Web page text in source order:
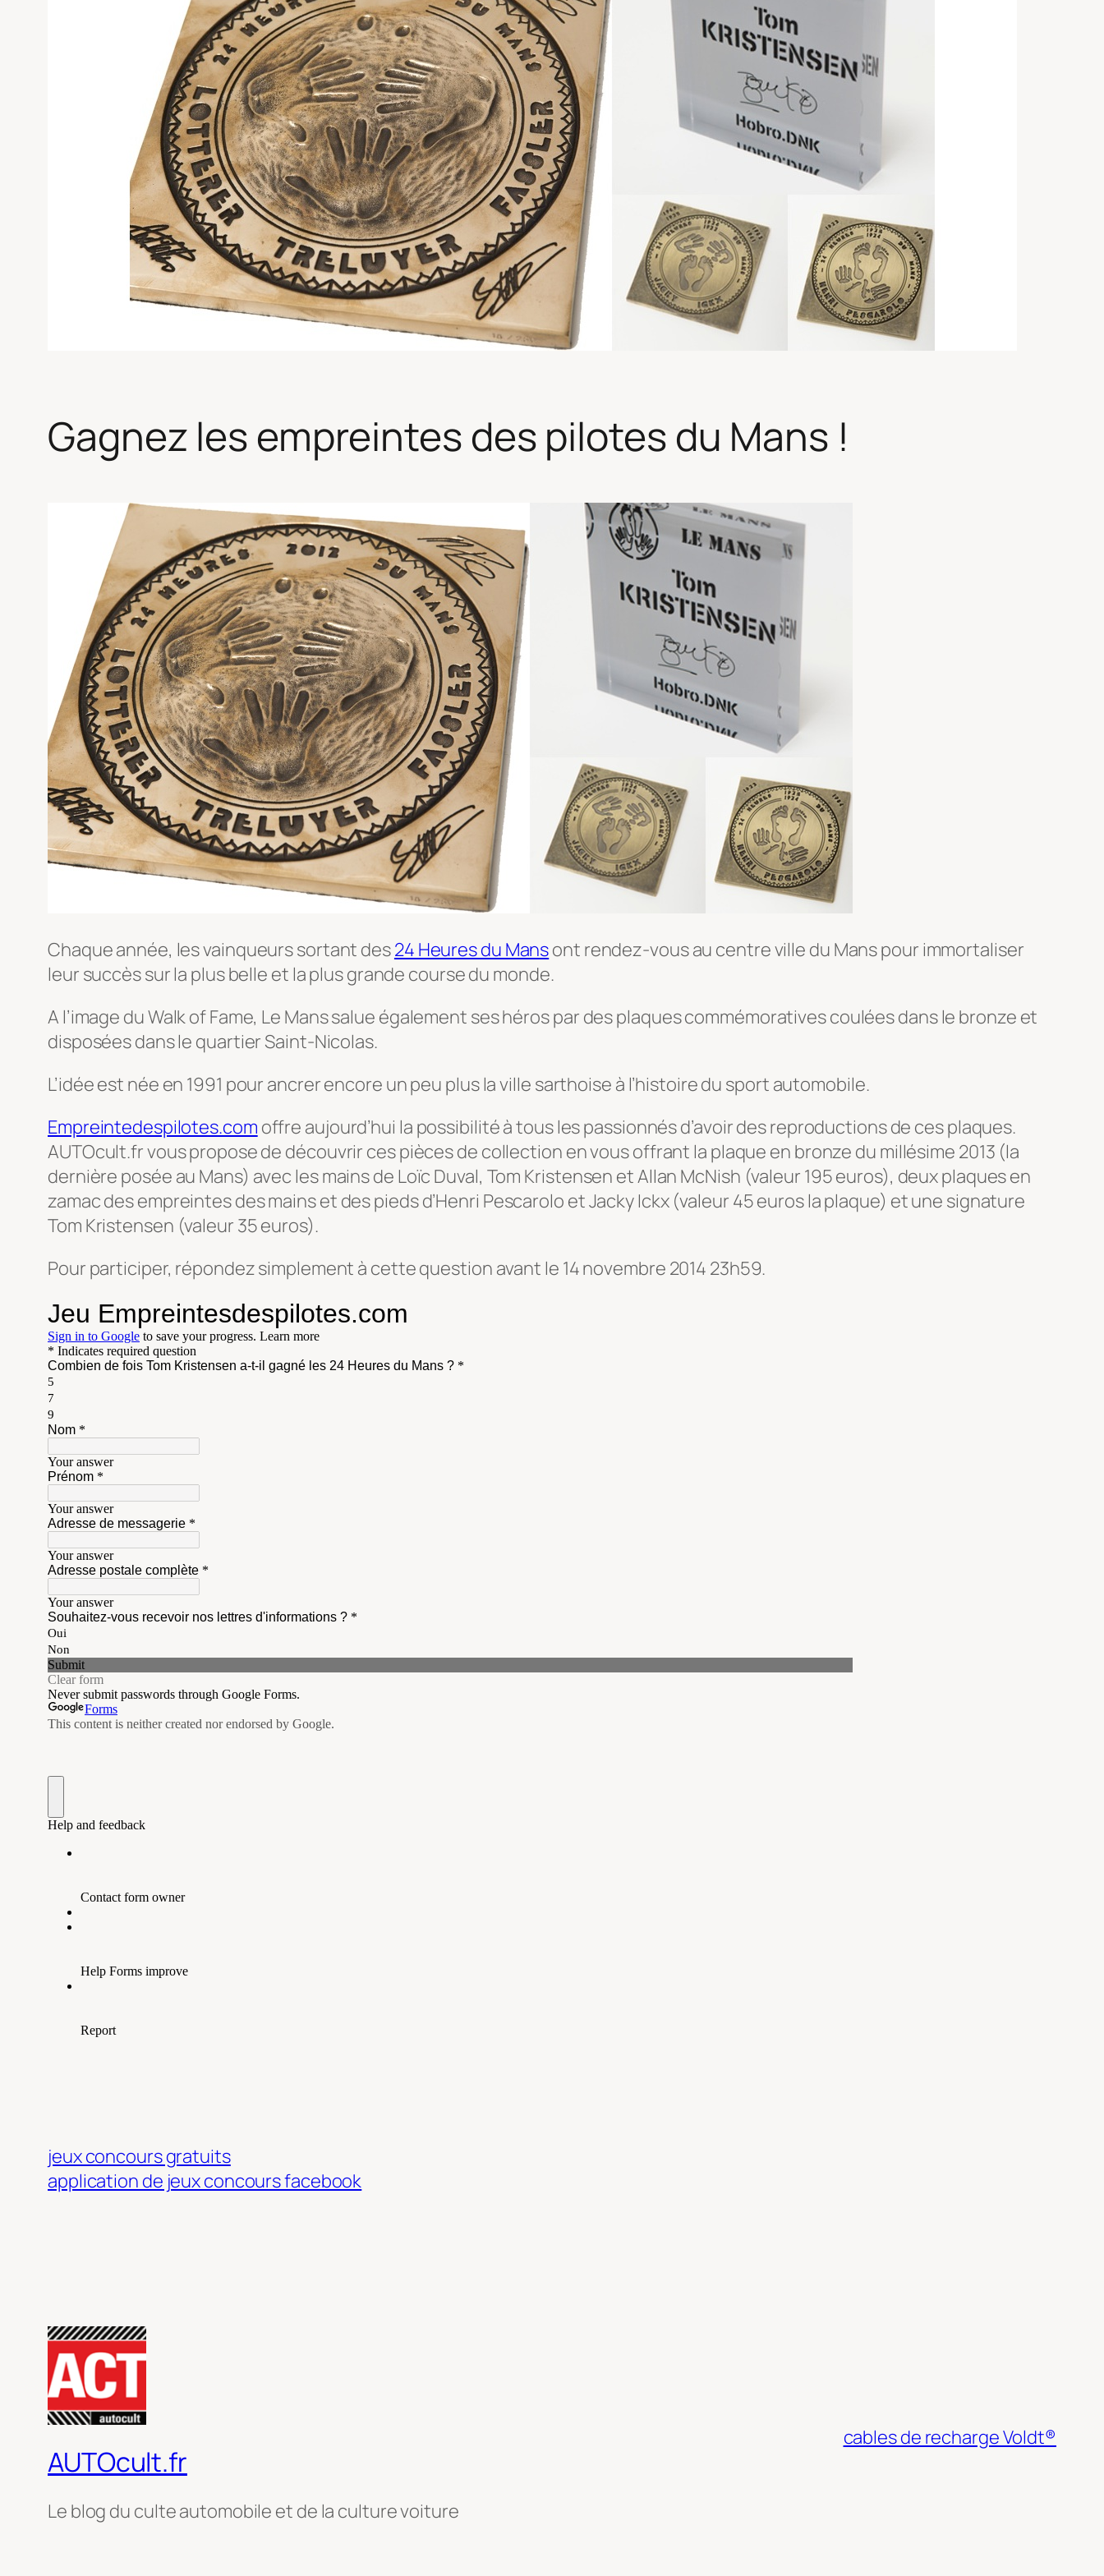
Gagnez les empreintes des pilotes du Mans !
Chaque année, les vainqueurs sortant des24 Heures du Mansont rendez-vous au centre ville du Mans pour immortaliser
leur succès sur la plus belle et la plus grande course du monde.
A l’image du Walk of Fame, Le Mans salue également ses héros par des plaques commémoratives coulées dans le bronze et
disposées dans le quartier Saint-Nicolas.
L’idée est née en 1991 pour ancrer encore un peu plus la ville sarthoise à l’histoire du sport automobile.
Empreintedespilotes.com offre aujourd’hui la possibilité à tous les passionnés d’avoir des reproductions de ces plaques.
AUTOcult.fr vous propose de découvrir ces pièces de collection en vous offrant la plaque en bronze du millésime 2013 (la
dernière posée au Mans) avec les mains de Loïc Duval, Tom Kristensen et Allan McNish (valeur 195 euros), deux plaques en
zamac des empreintes des mains et des pieds d’Henri Pescarolo et Jacky Ickx (valeur 45 euros la plaque) et une signature
Tom Kristensen (valeur 35 euros).
Pour participer, répondez simplement à cette question avant le 14 novembre 2014 23h59.
jeux concours gratuits
application de jeux concours facebook
AUTOcult.fr
Le blog du culte automobile et de la culture voiture
cables de recharge Voldt®